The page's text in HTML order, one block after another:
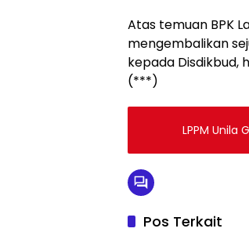
Atas temuan BPK
mengembalikan
kepada Disdikbud,
(***)
LPPM Unila
Pos Terkait